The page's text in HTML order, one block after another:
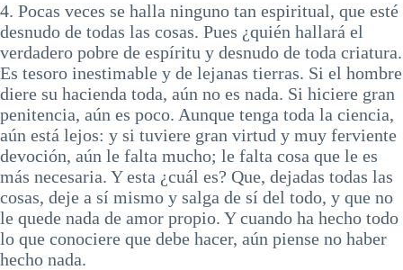
4. Pocas veces se halla ninguno tan espiritual, que esté
desnudo de todas las cosas. Pues ¿quién hallará el
verdadero pobre de espíritu y desnudo de toda criatura.
Es tesoro inestimable y de lejanas tierras. Si el hombre
diere su hacienda toda, aún no es nada. Si hiciere gran
penitencia, aún es poco. Aunque tenga toda la ciencia,
aún está lejos: y si tuviere gran virtud y muy ferviente
devoción, aún le falta mucho; le falta cosa que le es
más necesaria. Y esta ¿cuál es? Que, dejadas todas las
cosas, deje a sí mismo y salga de sí del todo, y que no
le quede nada de amor propio. Y cuando ha hecho todo
lo que conociere que debe hacer, aún piense no haber
hecho nada.